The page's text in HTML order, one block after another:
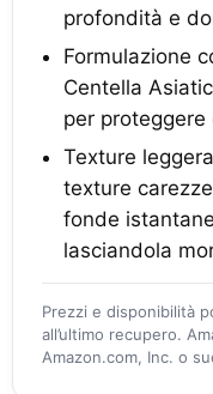
profondità e
Formulazione
Centella
per
Texture
texture
fonde
lasciandola
Prezzi e disponibilità
all’ultimo recupero.
Amazon.com, Inc. o